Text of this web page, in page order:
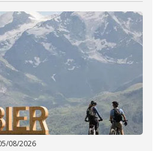
08/2026